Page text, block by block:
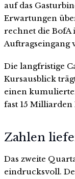
auf das
Erwartungen
rechnet die BofA
Auftragseingang
Die langfristige
Kursausblick
einen
fast 15 Milliarden
Zahlen
Das zweite
eindrucksvoll.